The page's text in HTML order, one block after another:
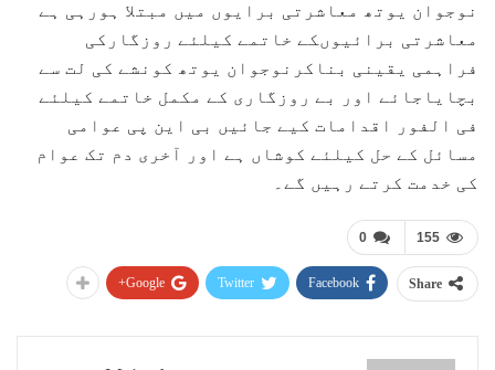
نوجوان یوتھ معاشرتی برایوں میں مبتلا ہورہی ہے
معاشرتی برائیوںکے خاتمے کیلئے روزگارکی
فراہمی یقینی بناکرنوجوان یوتھ کونشے کی لت سے
بچایاجائے اور بے روزگاری کے مکمل خاتمے کیلئے
فی الفور اقدامات کیے جائیں بی این پی عوامی
مسائل کے حل کیلئے کوشاں ہے اور آخری دم تک عوام
کی خدمت کرتے رہیں گے۔
0 155
Share
Facebook
Twitter
Google+